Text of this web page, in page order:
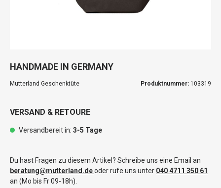
HANDMADE IN GERMANY
Mutterland Geschenktüte Produktnummer: 103319
VERSAND & RETOURE
Versandbereit in: 3-5 Tage
Du hast Fragen zu diesem Artikel? Schreibe uns eine Email an
beratung@mutterland.deoder rufe uns unter 040 4711 350 61
an (Mo bis Fr 09-18h).